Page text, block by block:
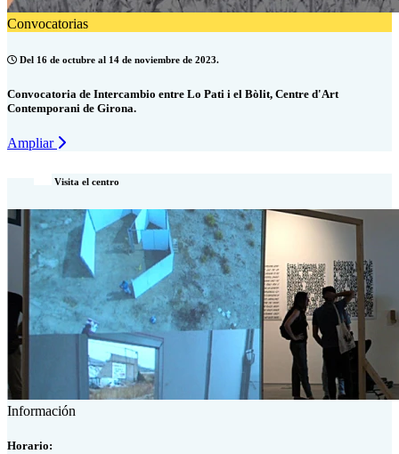
Convocatorias
Del 16 de octubre al 14 de noviembre de 2023.
Convocatoria de Intercambio entre Lo Pati i el Bòlit, Centre d'Art
Contemporani de Girona.
Ampliar
Visita el centro
Información
Horario: